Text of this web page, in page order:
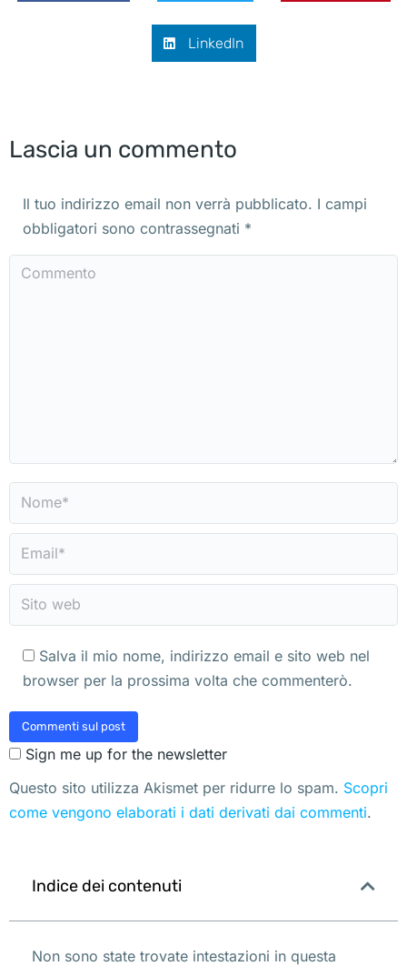
LinkedIn
Lascia un commento
Il tuo indirizzo email non verrà pubblicato. I campi
obbligatori sono contrassegnati *
Commento
Nome *
Email *
Sito web
Salva il mio nome, indirizzo email e sito web nel
browser per la prossima volta che commenterò.
Commenti sul post
Sign me up for the newsletter
Questo sito utilizza Akismet per ridurre lo spam. Scopri
come vengono elaborati i dati derivati dai commenti.
Indice dei contenuti
Non sono state trovate intestazioni in questa